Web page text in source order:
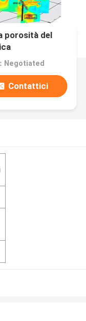
porosità del
Negotiated
Contattici